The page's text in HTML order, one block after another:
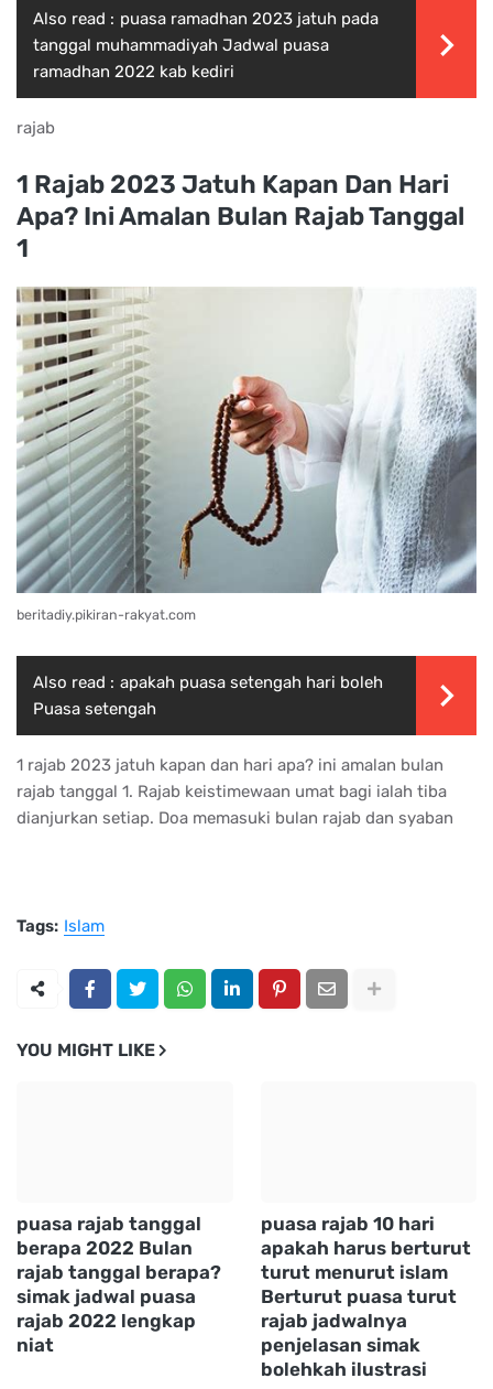
Also read : puasa ramadhan 2023 jatuh pada
tanggal muhammadiyah Jadwal puasa
ramadhan 2022 kab kediri
rajab
1 Rajab 2023 Jatuh Kapan Dan Hari
Apa? Ini Amalan Bulan Rajab Tanggal
1
beritadiy.pikiran-rakyat.com
Also read : apakah puasa setengah hari boleh
Puasa setengah
1 rajab 2023 jatuh kapan dan hari apa? ini amalan bulan
rajab tanggal 1. Rajab keistimewaan umat bagi ialah tiba
dianjurkan setiap. Doa memasuki bulan rajab dan syaban
Tags: Islam
YOU MIGHT LIKE
puasa rajab tanggal
berapa 2022 Bulan
rajab tanggal berapa?
simak jadwal puasa
rajab 2022 lengkap
niat
puasa rajab 10 hari
apakah harus berturut
turut menurut islam
Berturut puasa turut
rajab jadwalnya
penjelasan simak
bolehkah ilustrasi